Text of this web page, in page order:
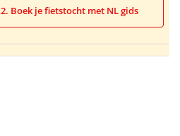
2. Boek je fietstocht met NL gids